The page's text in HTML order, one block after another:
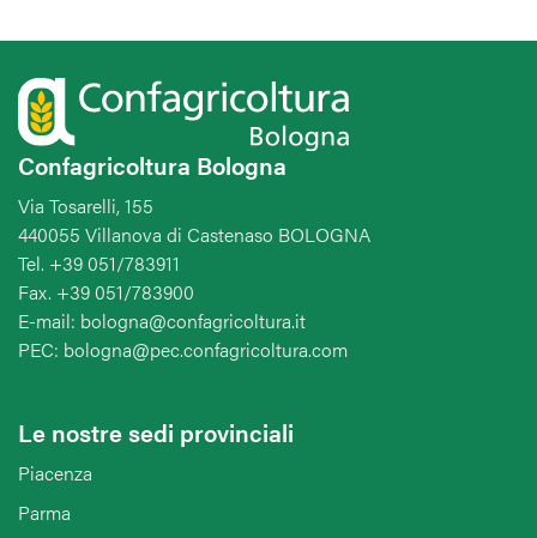
Confagricoltura Bologna
Via Tosarelli, 155
440055 Villanova di Castenaso BOLOGNA
Tel. +39 051/783911
Fax. +39 051/783900
E-mail: bologna@confagricoltura.it
PEC: bologna@pec.confagricoltura.com
Le nostre sedi provinciali
Piacenza
Parma